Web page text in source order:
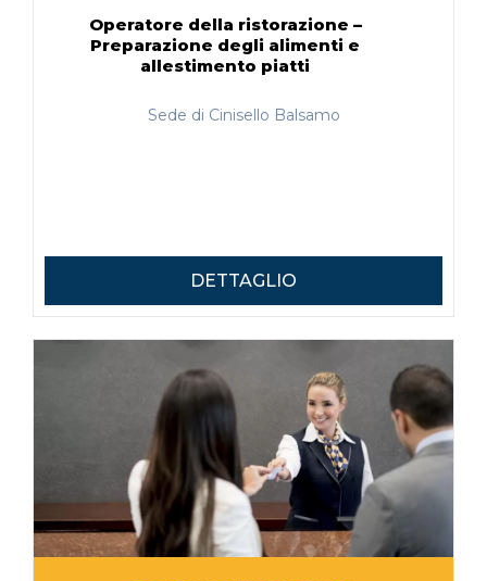
Operatore della ristorazione –
Preparazione degli alimenti e
allestimento piatti
Sede di Cinisello Balsamo
DETTAGLIO